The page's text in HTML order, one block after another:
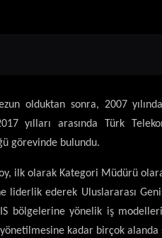
olduktan sonra, 2007
yılları arasında Türk
görevinde bulundu.
ilk olarak Kategori Müdürü
liderlik ederek Uluslararası
bölgelerine yönelik iş
kadar birçok